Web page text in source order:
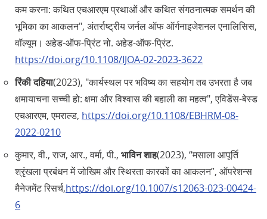
कम करना: कथित एचआरएम प्रथाओं और कथित संगठनात्मक समर्थन की
भूमिका का आकलन", अंतर्राष्ट्रीय जर्नल ऑफ ऑर्गनाइजेशनल एनालिसिस,
वॉल्यूम। अहेड-ऑफ-प्रिंट नो. अहेड-ऑफ-प्रिंट.
https://doi.org/10.1108/IJOA-02-2023-3622
रिंकी दहिया(2023), "कार्यस्थल पर भविष्य का सहयोग तब उभरता है जब
क्षमायाचना सच्ची हो: क्षमा और विश्वास की बहाली का महत्व", एविडेंस-बेस्ड
एचआरएम, एमराल्ड, https://doi.org/10.1108/EBHRM-08-
2022-0210
कुमार, वी., राज, आर., वर्मा, पी., भाविन शाह(2023), “मसाला आपूर्ति
श्रृंखला प्रबंधन में जोखिम और स्थिरता कारकों का आकलन”, ऑपरेशन्स
मैनेजमेंट रिसर्च,https://doi.org/10.1007/s12063-023-00424-
6